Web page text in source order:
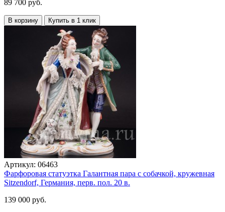
89 700 руб.
В корзину Купить в 1 клик
Артикул: 06463
Фарфоровая статуэтка Галантная пара с собачкой, кружевная
Sitzendorf, Германия, перв. пол. 20 в.
139 000 руб.